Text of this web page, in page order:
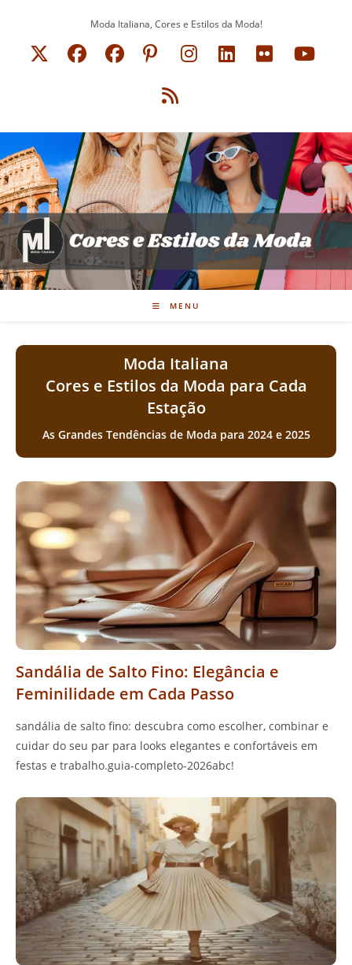
Moda Italiana, Cores e Estilos da Moda!
MENU
Moda Italiana
Cores e Estilos da Moda para Cada
Estação
As Grandes Tendências de Moda para 2024 e 2025
Sandália de Salto Fino: Elegância e
Feminilidade em Cada Passo
sandália de salto fino: descubra como escolher, combinar e
cuidar do seu par para looks elegantes e confortáveis em
festas e trabalho.guia-completo-2026abc!